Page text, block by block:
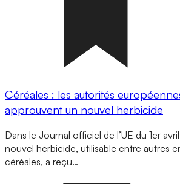
Céréales : les autorités
approuvent un nouvel herbicide
Dans le Journal officiel de l’UE du 1er
nouvel herbicide, utilisable entre autres
céréales, a reçu…